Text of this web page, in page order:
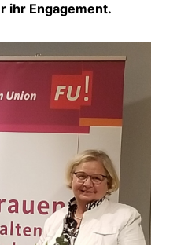
ihr Engagement.